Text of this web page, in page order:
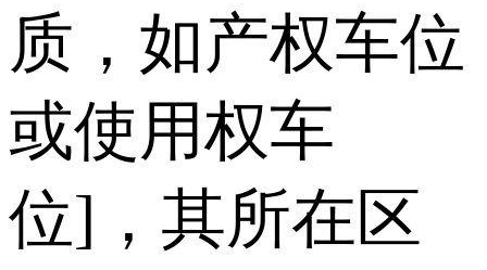
质，如产权车位
或使用权车
位]，其所在区